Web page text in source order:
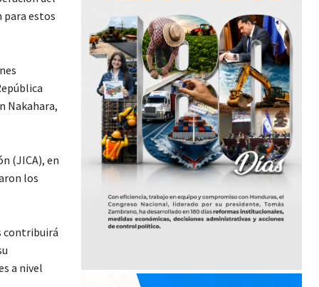
para estos
Nakahara,
(JICA), en
los
contribuirá
a nivel